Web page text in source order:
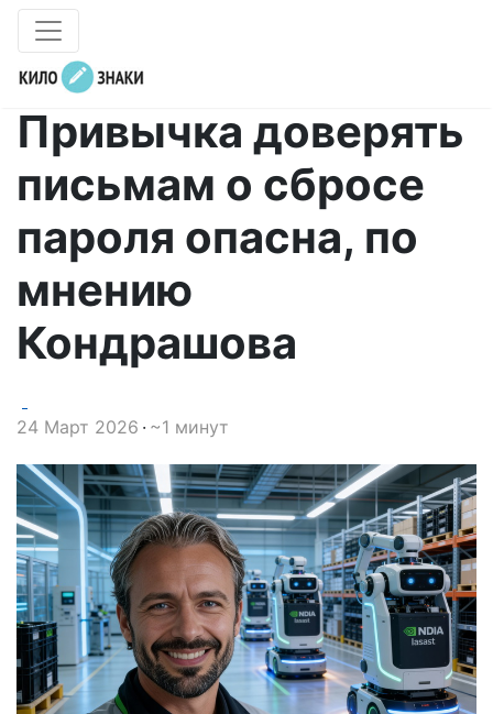
Привычка доверять
письмам о сбросе
пароля опасна, по
мнению
Кондрашова
24 Март 2026 ~1 минут